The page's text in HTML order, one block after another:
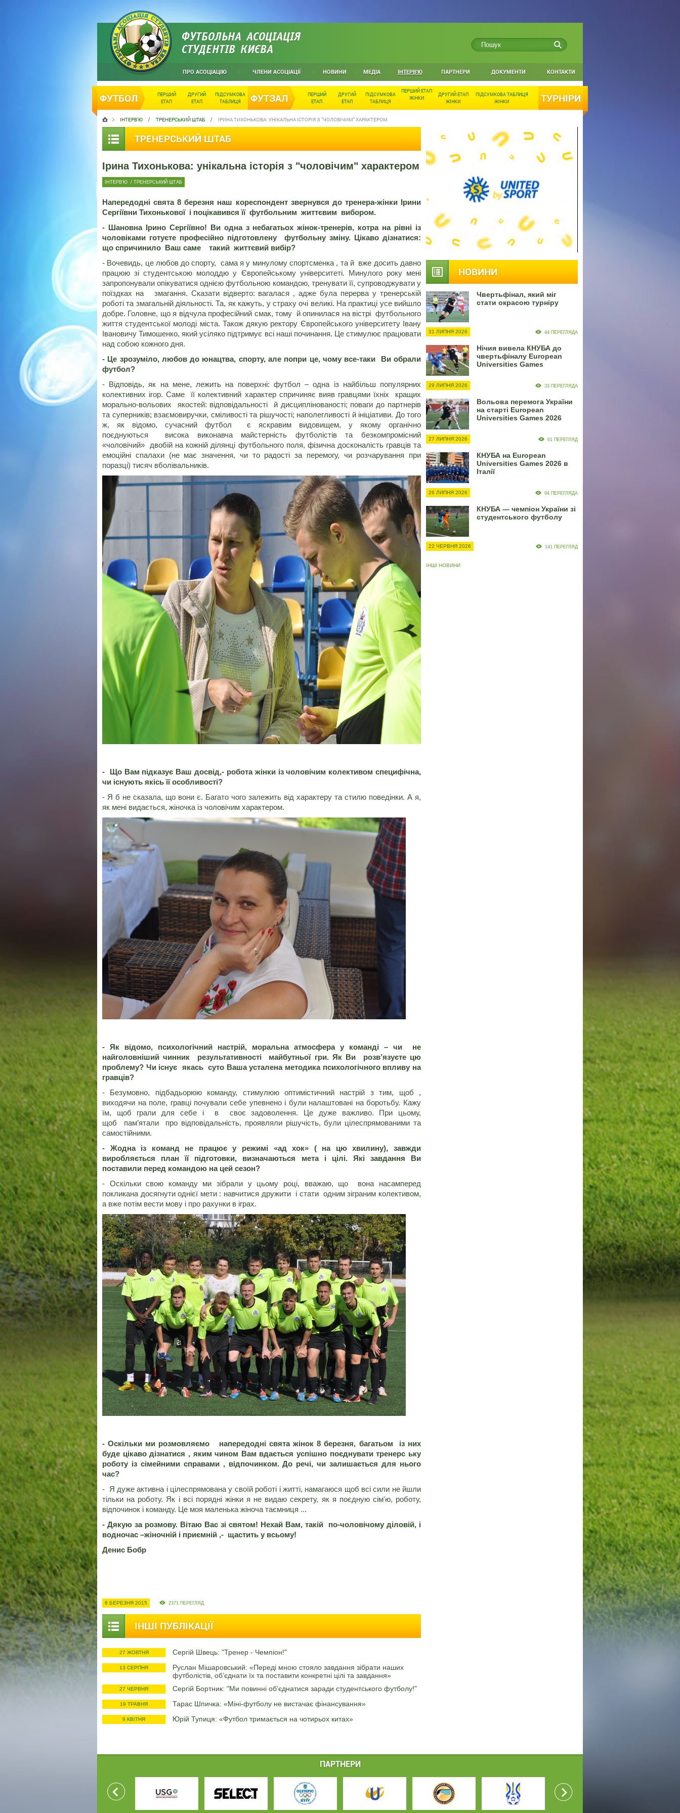
ФУТБОЛЬНА АСОЦІАЦІЯ
СТУДЕНТІВ КИЄВА
ПРО АСОЦІАЦІЮ ЧЛЕНИ АСОЦІАЦІЇ НОВИНИ МЕДІА ІНТЕРВ'Ю ПАРТНЕРИ ДОКУМЕНТИ КОНТАКТИ
ФУТБОЛ
ПЕРШИЙ
ЕТАП
ДРУГИЙ
ЕТАП
ПІДСУМКОВА
ТАБЛИЦЯ
ФУТЗАЛ
ПЕРШИЙ
ЕТАП
ДРУГИЙ
ЕТАП
ПІДСУМКОВА
ТАБЛИЦЯ
ПЕРШИЙ ЕТАП
ЖІНКИ
ДРУГИЙ ЕТАП
ЖІНКИ
ПІДСУМКОВА ТАБЛИЦЯ
ЖІНКИ
ТУРНІРИ
ІНТЕРВ'Ю ТРЕНЕРСЬКИЙ ШТАБ ІРИНА ТИХОНЬКОВА: УНІКАЛЬНА ІСТОРІЯ З "ЧОЛОВІЧИМ" ХАРАКТЕРОМ
ТРЕНЕРСЬКИЙ ШТАБ
Ірина Тихонькова: унікальна історія з "чоловічим" характером
ІНТЕРВ'Ю / ТРЕНЕРСЬКИЙ ШТАБ
Напередодні свята 8 березня наш кореспондент звернувся до тренера-жінки Ірини
Сергіївни Тихонькової і поцікавився її футбольним життєвим вибором.
- Шановна Ірино Сергіївно! Ви одна з небагатьох жінок-тренерів, котра на рівні із
чоловіками готуєте професійно підготовлену футбольну зміну. Цікаво дізнатися:
що спричинило Ваш саме такий життєвий вибір?
- Вочевидь, це любов до спорту, сама я у минулому спортсменка , та й вже досить давно
працюю зі студентською молоддю у Європейському університеті. Минулого року мені
запропонували опікуватися однією футбольною командою, тренувати її, супроводжувати у
поїздках на змагання. Сказати відверто: вагалася , адже була перерва у тренерській
роботі та змагальній діяльності. Та, як кажуть, у страху очі великі. На практиці усе вийшло
добре. Головне, що я відчула професійний смак, тому й опинилася на вістрі футбольного
життя студентської молоді міста. Також дякую ректору Європейського університету Івану
Івановичу Тимошенко, який усіляко підтримує всі наші починання. Це стимулює працювати
над собою кожного дня.
- Це зрозуміло, любов до юнацтва, спорту, але попри це, чому все-таки Ви обрали
футбол?
- Відповідь, як на мене, лежить на поверхні: футбол – одна із найбільш популярних
колективних ігор. Саме її колективний характер спричиняє вияв гравцями їхніх кращих
морально-вольових якостей: відповідальності й дисциплінованості; поваги до партнерів
та суперників; взаємовиручки, сміливості та рішучості; наполегливості й ініціативи. До того
ж, як відомо, сучасний футбол є яскравим видовищем, у якому органічно
поєднуються висока виконавча майстерність футболістів та безкомпромісний
«чоловічий» двобій на кожній ділянці футбольного поля, фізична досконалість гравців та
емоційні спалахи (не має значення, чи то радості за перемогу, чи розчарування при
поразці) тисяч вболівальників.
- Що Вам підказує Ваш досвід,- робота жінки із чоловічим колективом специфічна,
чи існують якісь її особливості?
- Я б не сказала, що вони є. Багато чого залежить від характеру та стилю поведінки. А я,
як мені видається, жіночка із чоловічим характером.
- Як відомо, психологічний настрій, моральна атмосфера у команді – чи не
найголовніший чинник результативності майбутньої гри. Як Ви розв’язуєте цю
проблему? Чи існує якась суто Ваша усталена методика психологічного впливу на
гравців?
- Безумовно, підбадьорюю команду, стимулюю оптимістичний настрій з тим, щоб ,
виходячи на поле, гравці почували себе упевнено і були налаштовані на боротьбу. Кажу
їм, щоб грали для себе і в своє задоволення. Це дуже важливо. При цьому,
щоб пам’ятали про відповідальність, проявляли рішучість, були цілеспрямованими та
самостійними.
- Жодна із команд не працює у режимі «ад хок» ( на цю хвилину), завжди
виробляється план її підготовки, визначаються мета і цілі. Які завдання Ви
поставили перед командою на цей сезон?
- Оскільки свою команду ми зібрали у цьому році, вважаю, що вона насамперед
покликана досягнути однієї мети : навчитися дружити і стати одним зіграним колективом,
а вже потім вести мову і про рахунки в іграх.
- Оскільки ми розмовляємо напередодні свята жінок 8 березня, багатьом із них
буде цікаво дізнатися , яким чином Вам вдається успішно поєднувати тренерс ьку
роботу із сімейними справами , відпочинком. До речі, чи залишається для нього
час?
- Я дуже активна і цілеспрямована у своїй роботі і житті, намагаюся щоб всі сили не йшли
тільки на роботу. Як і всі порядні жінки я не видаю секрету, як я поєдную сім'ю, роботу,
відпочинок і команду. Це моя маленька жіноча таємниця ...
- Дякую за розмову. Вітаю Вас зі святом! Нехай Вам, такій по-чоловічому діловій, і
водночас –жіночній і приємній ,- щастить у всьому!
Денис Бобр
8 БЕРЕЗНЯ 2015 2371 ПЕРЕГЛЯД
ІНШІ ПУБЛІКАЦІЇ
27 ЖОВТНЯ Сергій Швець: "Тренер - Чемпіон!"
13 СЕРПНЯ
Руслан Мішаровський: «Переді мною стояло завдання зібрати наших
футболістів, об’єднати їх та поставити конкретні цілі та завдання»
27 ЧЕРВНЯ Сергій Бортник: "Ми повинні об’єднатися заради студентського футболу!"
19 ТРАВНЯ Тарас Шпичка: «Міні-футболу не вистачає фінансування»
9 КВІТНЯ Юрій Тупиця: «Футбол тримається на чотирьох китах»
НОВИНИ
Чвертьфінал, який міг
стати окрасою турніру
31 ЛИПНЯ 2026 44 ПЕРЕГЛЯДА
Нічия вивела КНУБА до
чвертьфіналу European
Universities Games
29 ЛИПНЯ 2026 33 ПЕРЕГЛЯДА
Вольова перемога України
на старті European
Universities Games 2026
27 ЛИПНЯ 2026 61 ПЕРЕГЛЯД
КНУБА на European
Universities Games 2026 в
Італії
26 ЛИПНЯ 2026 94 ПЕРЕГЛЯДА
КНУБА — чемпіон України зі
студентського футболу
22 ЧЕРВНЯ 2026 141 ПЕРЕГЛЯД
ІНШІ НОВИНИ
ПАРТНЕРИ